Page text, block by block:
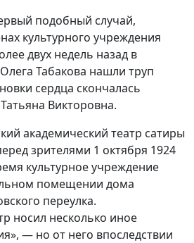
подобный случай,
культурного учреждения
двух недель назад в
Табакова нашли труп
сердца скончалась
Викторовна.
академический театр сатиры
зрителями 1 октября 1924
культурное учреждение
помещении дома
переулка.
носил несколько иное
— но от него впоследствии